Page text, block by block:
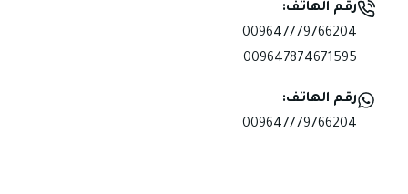
رقم الهاتف:
009647779766204
009647874671595
رقم الهاتف:
009647779766204